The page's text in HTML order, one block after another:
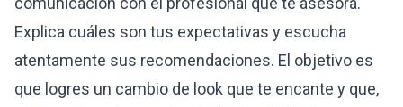
Explica cuáles son tus expectativas y escucha
atentamente sus recomendaciones. El objetivo es
que logres un cambio de look que te encante y que,